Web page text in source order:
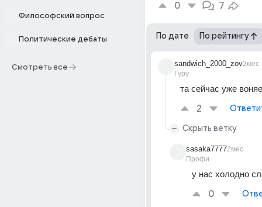
Философский вопрос
Политические дебаты
Смотреть все
0 7
По дате По рейтингу
sandwich_2000_zov
Гуру
2мес
та сейчас уже
2
Скрыть ветку
sasaka7777
Профи
2мес
у нас холодно
0